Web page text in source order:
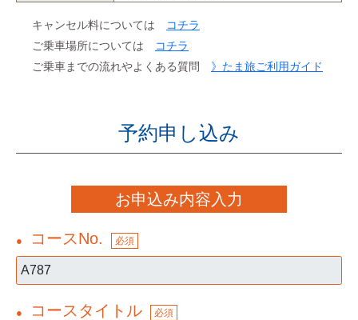
キャンセル料については
コチラ
ご乗車場所については
コチラ
ご乗車までの流れやよくある質問 》たま旅ご利用ガイド
予約申し込み
お申込み内容入力
● コースNo. 必須
● コースタイトル 必須